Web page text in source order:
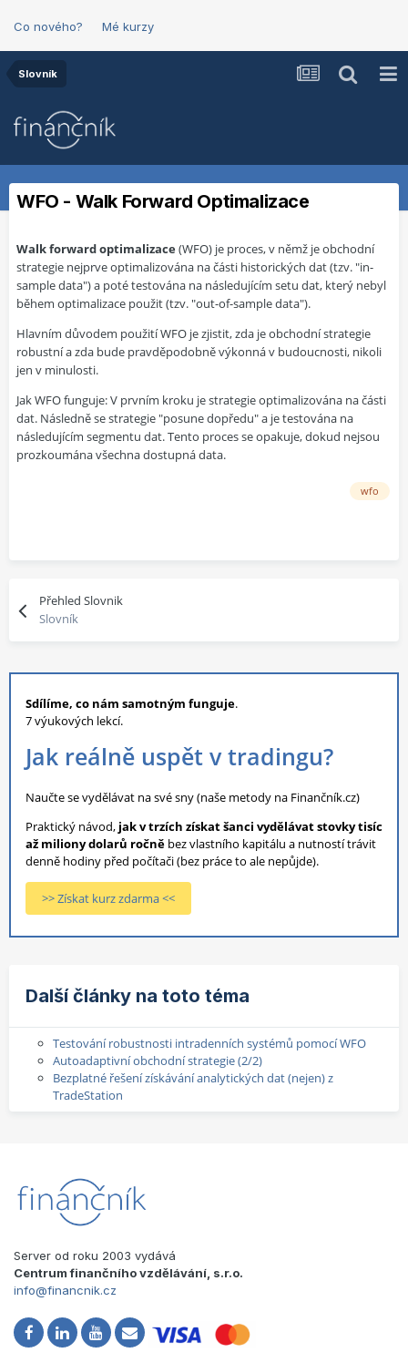
Co nového? Mé kurzy
Slovník
WFO - Walk Forward Optimalizace
Walk forward optimalizace (WFO) je proces, v němž je obchodní
strategie nejprve optimalizována na části historických dat (tzv. "in-
sample data") a poté testována na následujícím setu dat, který nebyl
během optimalizace použit (tzv. "out-of-sample data").
Hlavním důvodem použití WFO je zjistit, zda je obchodní strategie
robustní a zda bude pravděpodobně výkonná v budoucnosti, nikoli
jen v minulosti.
Jak WFO funguje: V prvním kroku je strategie optimalizována na části
dat. Následně se strategie "posune dopředu" a je testována na
následujícím segmentu dat. Tento proces se opakuje, dokud nejsou
prozkoumána všechna dostupná data.
wfo
Přehled Slovnik
Slovník
Sdílíme, co nám samotným funguje.
7 výukových lekcí.
Jak reálně uspět v tradingu?
Naučte se vydělávat na své sny (naše metody na Finančník.cz)
Praktický návod, jak v trzích získat šanci vydělávat stovky tisíc
až miliony dolarů ročně bez vlastního kapitálu a nutností trávit
denně hodiny před počítači (bez práce to ale nepůjde).
>> Získat kurz zdarma <<
Další články na toto téma
Testování robustnosti intradenních systémů pomocí WFO
Autoadaptivní obchodní strategie (2/2)
Bezplatné řešení získávání analytických dat (nejen) z
TradeStation
Server od roku 2003 vydává
Centrum finančního vzdělávání, s.r.o.
info@financnik.cz